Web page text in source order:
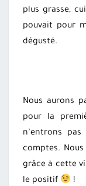
plus grasse,
pouvait pour
dégusté.
Nous aurons
pour la
n’entrons
comptes.
grâce à cette
le positif
!